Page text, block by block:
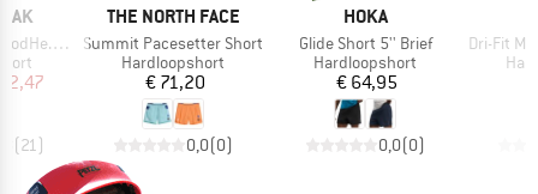
Shorts
prijs
(21)
MERK
THE NORTH FACE
Artikel
Summit Pacesetter Short
Productgroep
Hardloopshort
Prijs
€ 71,20
0,0(0)
MERK
HOKA
Artikel
Glide Short 5'' Brief
Productgroep
Hardloopshort
Prijs
€ 64,95
0,0(0)
Artikel
Dri-Fit